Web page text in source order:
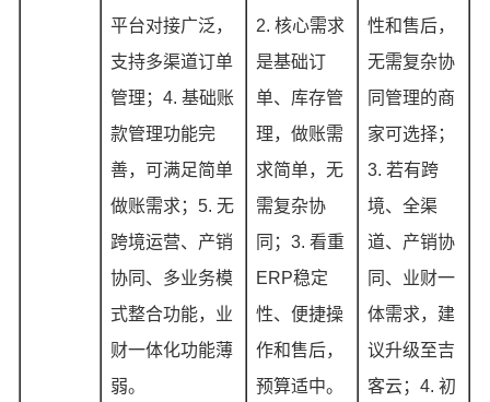
平台对接广泛，
支持多渠道订单
管理；4. 基础账
款管理功能完
善，可满足简单
做账需求；5. 无
跨境运营、产销
协同、多业务模
式整合功能，业
财一体化功能薄
弱。
2. 核心需求
是基础订
单、库存管
理，做账需
求简单，无
需复杂协
同；3. 看重
ERP稳定
性、便捷操
作和售后，
预算适中。
性和售后，
无需复杂协
同管理的商
家可选择；
3. 若有跨
境、全渠
道、产销协
同、业财一
体需求，建
议升级至吉
客云；4. 初